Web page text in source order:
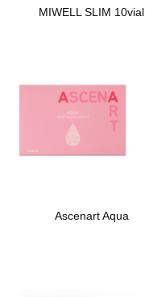
MIWELL SLIM 10vial
Ascenart Aqua